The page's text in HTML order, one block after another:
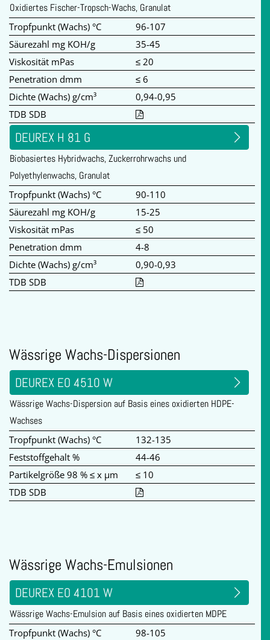
Oxidiertes Fischer-Tropsch-Wachs, Granulat
Tropfpunkt (Wachs) °C
96-107
Säurezahl mg KOH/g
35-45
Viskosität mPas
≤ 20
Penetration dmm
≤ 6
Dichte (Wachs) g/cm³
0,94-0,95
TDB SDB
DEUREX H 81 G
Biobasiertes Hybridwachs, Zuckerrohrwachs und
Polyethylenwachs, Granulat
Tropfpunkt (Wachs) °C
90-110
Säurezahl mg KOH/g
15-25
Viskosität mPas
≤ 50
Penetration dmm
4-8
Dichte (Wachs) g/cm³
0,90-0,93
TDB SDB
Wässrige Wachs-Dispersionen
DEUREX EO 4510 W
Wässrige Wachs-Dispersion auf Basis eines oxidierten HDPE-
Wachses
Tropfpunkt (Wachs) °C
132-135
Feststoffgehalt %
44-46
Partikelgröße 98 % ≤ x µm
≤ 10
TDB SDB
Wässrige Wachs-Emulsionen
DEUREX EO 4101 W
Wässrige Wachs-Emulsion auf Basis eines oxidierten MDPE
Tropfpunkt (Wachs) °C
98-105